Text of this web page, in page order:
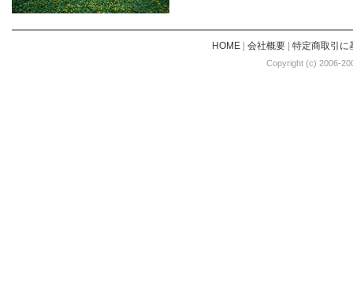
HOME| 会社概要| 特定商取引に
Copyright (c) 2006-